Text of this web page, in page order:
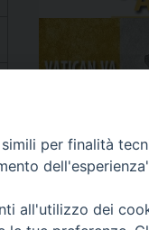
per finalità
all'utilizzo dei